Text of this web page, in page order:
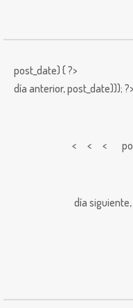
post_date) { ?>
día anterior,post_date))); ?>
< < <
día siguiente,